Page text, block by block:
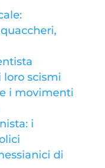
loro scismi
i movimenti
i
di